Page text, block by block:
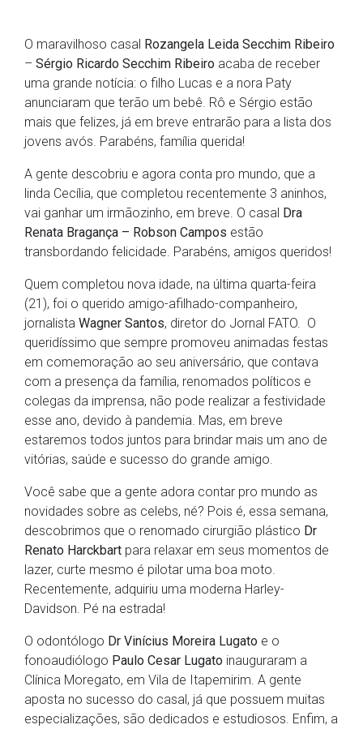
O maravilhoso casal Rozangela Leida Secchim Ribeiro
– Sérgio Ricardo Secchim Ribeiro acaba de receber
uma grande notícia: o filho Lucas e a nora Paty
anunciaram que terão um bebê. Rô e Sérgio estão
mais que felizes, já em breve entrarão para a lista dos
jovens avós. Parabéns, família querida!
A gente descobriu e agora conta pro mundo, que a
linda Cecília, que completou recentemente 3 aninhos,
vai ganhar um irmãozinho, em breve. O casal Dra
Renata Bragança – Robson Campos estão
transbordando felicidade. Parabéns, amigos queridos!
Quem completou nova idade, na última quarta-feira
(21), foi o querido amigo-afilhado-companheiro,
jornalista Wagner Santos, diretor do Jornal FATO. O
queridíssimo que sempre promoveu animadas festas
em comemoração ao seu aniversário, que contava
com a presença da família, renomados políticos e
colegas da imprensa, não pode realizar a festividade
esse ano, devido à pandemia. Mas, em breve
estaremos todos juntos para brindar mais um ano de
vitórias, saúde e sucesso do grande amigo.
Você sabe que a gente adora contar pro mundo as
novidades sobre as celebs, né? Pois é, essa semana,
descobrimos que o renomado cirurgião plástico Dr
Renato Harckbart para relaxar em seus momentos de
lazer, curte mesmo é pilotar uma boa moto.
Recentemente, adquiriu uma moderna Harley-
Davidson. Pé na estrada!
O odontólogo Dr Vinícius Moreira Lugato e o
fonoaudiólogo Paulo Cesar Lugato inauguraram a
Clínica Moregato, em Vila de Itapemirim. A gente
aposta no sucesso do casal, já que possuem muitas
especializações, são dedicados e estudiosos. Enfim, a